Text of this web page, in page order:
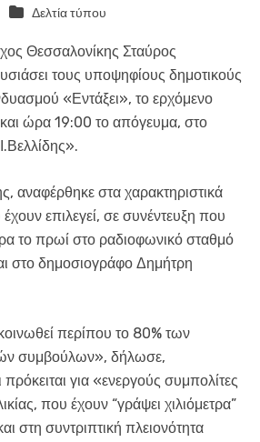
Δελτία τύπου
Θεσσαλονίκης Σταύρος
τους υποψηφίους δημοτικούς
«Εντάξει», το ερχόμενο
ώρα 19:00 το απόγευμα, στο
αναφέρθηκε στα χαρακτηριστικά
επιλεγεί, σε συνέντευξη που
το πρωί στο ραδιοφωνικό σταθμό
στο δημοσιογράφο Δημήτρη
περίπου το 80% των
συμβούλων», δήλωσε,
για «ενεργούς συμπολίτες
που έχουν “γράψει χιλιόμετρα”
στη συντριπτική πλειονότητα